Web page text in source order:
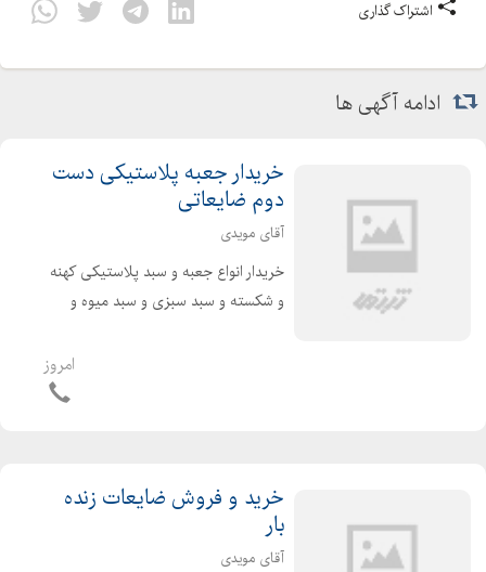
اشتراک گذاری
ادامه آگهی ها
خریدار جعبه پلاستیکی دست
دوم ضایعاتی
آقای مویدی
خریدار انواع جعبه و سبد پلاستیکی کهنه
و شکسته و سبد سبزی و سبد میوه و
قیمت خرید لوله ای پلی اتیلن در محله
امروز
خرید و فروش ضایعات زنده
بار
آقای مویدی